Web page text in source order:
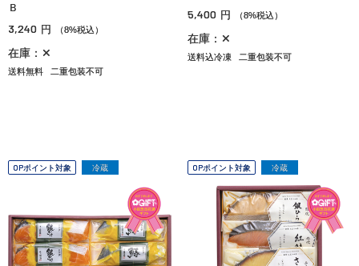
Ｂ
3,240 円 （8%税込）
在庫：✕
送料無料 二重包装不可
5,400 円 （8%税込）
在庫：✕
送料込冷凍 二重包装不可
OPポイント対象 冷蔵 OPポイント対象 冷蔵